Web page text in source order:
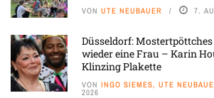
VON UTE NEUBAUER 7.
Düsseldorf:
wieder eine Frau – Karin
Klinzing Plakette
VON INGO SIEMES, UTE
2026